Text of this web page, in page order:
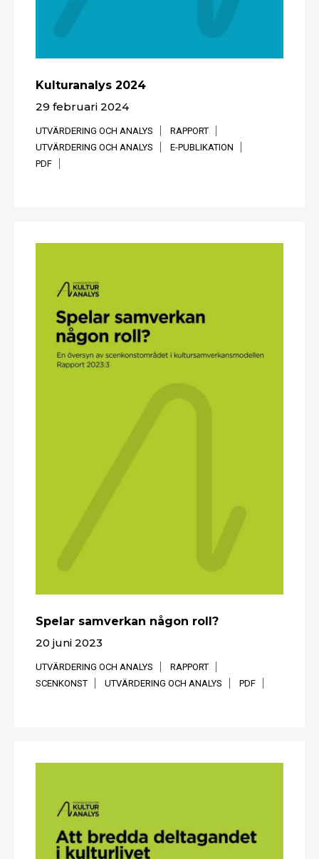
Kulturanalys 2024
29 februari 2024
UTVÄRDERING OCH ANALYS
RAPPORT
UTVÄRDERING OCH ANALYS
E-PUBLIKATION
PDF
Spelar samverkan någon roll?
20 juni 2023
UTVÄRDERING OCH ANALYS
RAPPORT
SCENKONST
UTVÄRDERING OCH ANALYS PDF